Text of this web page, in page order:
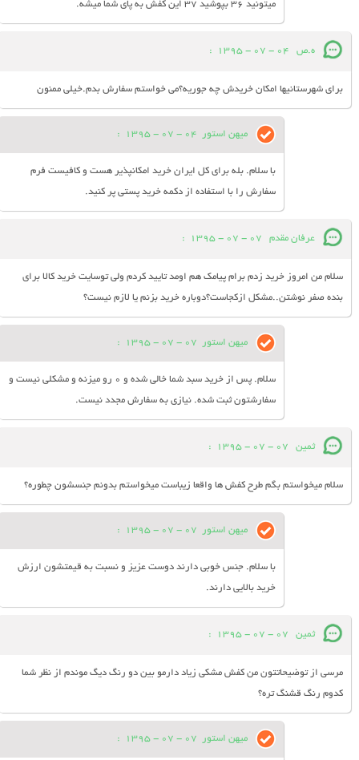
میتونید 36 بپوشید 37 این کفش به پای شما میشه.
ه.ص 04 - 07 - 1395
:
برای شهرستانیها امکان خریدش چه جوریه؟می خواستم سفارش بدم.خیلی ممنون
میهن استور 04 - 07 - 1395
:
با سلام. بله برای کل ایران خرید امکانپذیر هست و کافیست فرم
سفارش را با استفاده از دکمه خرید پستی پر کنید.
عرفان مقدم 07 - 07 - 1395
:
سلام من امروز خرید زدم برام پیامک هم اومد تایید کردم ولی توسایت خرید کالا برای
بنده صفر نوشتن..مشکل ازکجاست؟دوباره خرید بزنم یا لازم نیست؟
میهن استور 07 - 07 - 1395
:
سلام. پس از خرید سبد شما خالی شده و 0 رو میزنه و مشکلی نیست و
سفارشتون ثبت شده. نیازی به سفارش مجدد نیست.
ثمین 07 - 07 - 1395
:
سلام میخواستم بگم طرح کفش ها واقعا زیباست میخواستم بدونم جنسشون چطوره؟
میهن استور 07 - 07 - 1395
:
با سلام. جنس خوبی دارند دوست عزیز و نسبت به قیمتشون ارزش
خرید بالایی دارند.
ثمین 07 - 07 - 1395
:
مرسی از توضیحاتتون من کفش مشکی زیاد دارمو بین دو رنگ دیگ موندم از نظر شما
کدوم رنگ قشنگ تره؟
میهن استور 07 - 07 - 1395
: